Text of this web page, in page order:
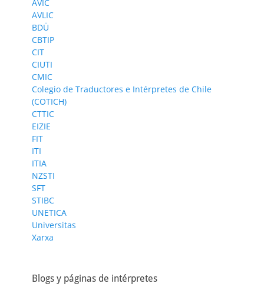
AVIC
AVLIC
BDÜ
CBTIP
CIT
CIUTI
CMIC
Colegio de Traductores e Intérpretes de Chile
(COTICH)
CTTIC
EIZIE
FIT
ITI
ITIA
NZSTI
SFT
STIBC
UNETICA
Universitas
Xarxa
Blogs y páginas de intérpretes